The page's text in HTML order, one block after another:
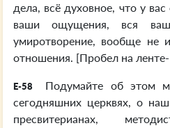
дела, всё духовное, что у
ваши ощущения, вся
умиротворение, вообще не
отношения. [Пробел на
E-58
Подумайте об этом
сегодняшних церквях, о
пресвитерианах,